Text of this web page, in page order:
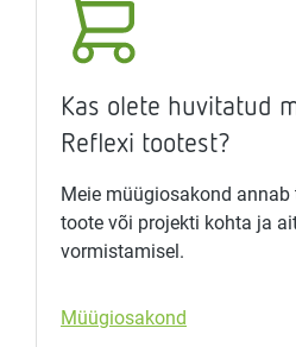
Kas olete huvitatud
Reflexi tootest?
Meie müügiosakond annab
toote või projekti kohta ja
vormistamisel.
Müügiosakond